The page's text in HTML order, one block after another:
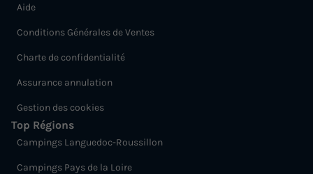
Aide
Conditions Générales de Ventes
Charte de confidentialité
Assurance annulation
Gestion des cookies
Top Régions
Campings Languedoc-Roussillon
Campings Pays de la Loire